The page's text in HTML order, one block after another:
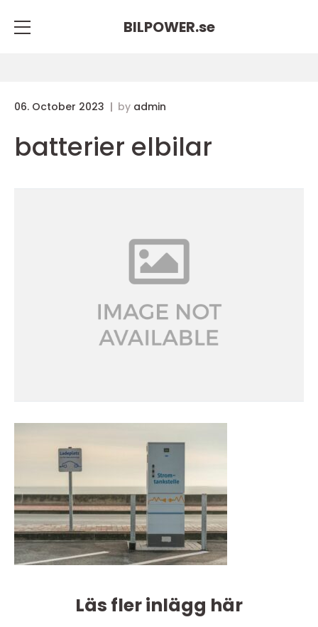
BILPOWER.se
06. October 2023 by admin
batterier elbilar
Läs fler inlägg här